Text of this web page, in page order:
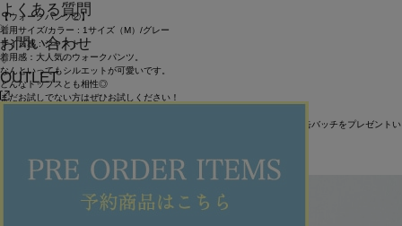
よくある質問
お問い合わせ
OUTLET
【ウォークパンツ②】
着用サイズ/カラー : 1サイズ（M）/グレー
サイズ感 : ジャスト
着用感：大人気のウォークパンツ。
なんといってもシルエットが可愛いです。
どんなトップスとも相性◎
まだお試しでない方はぜひお試しください！
7/11(金)～フラボアの通常価格商品をお買い上げの方に、先着でオリジナル缶バッチをプレゼントい
ITEMS